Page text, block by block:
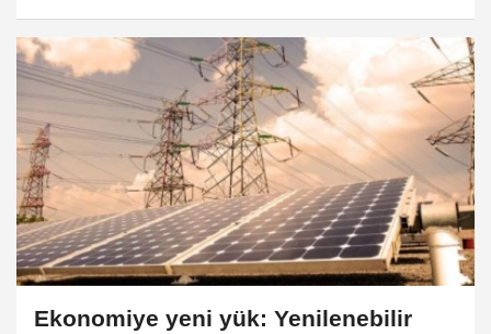
Ekonomiye yeni yük: Yenilenebilir